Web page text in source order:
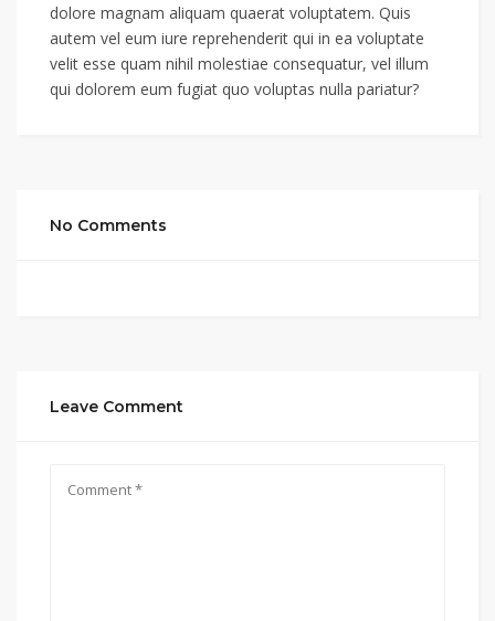
dolore magnam aliquam quaerat voluptatem. Quis
autem vel eum iure reprehenderit qui in ea voluptate
velit esse quam nihil molestiae consequatur, vel illum
qui dolorem eum fugiat quo voluptas nulla pariatur?
No Comments
Leave Comment